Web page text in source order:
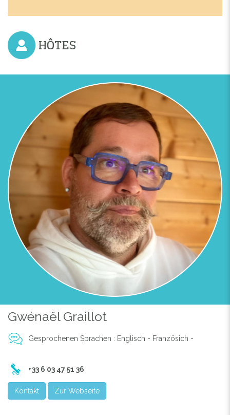
LE VENTRE, SIÈGE DE VOS ÉMOTIONS
HÔTES
Gwénaël Graillot
Gesprochenen Sprachen : Englisch - Französich -
+33 6 03 47 51 36
Kontakt Zur Webseite